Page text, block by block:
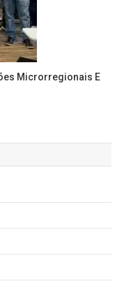
Microrregionais E